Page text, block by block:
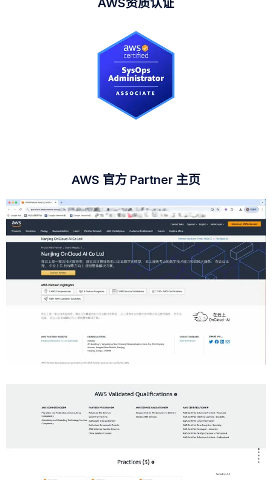
AWS 官方 Partner 主页